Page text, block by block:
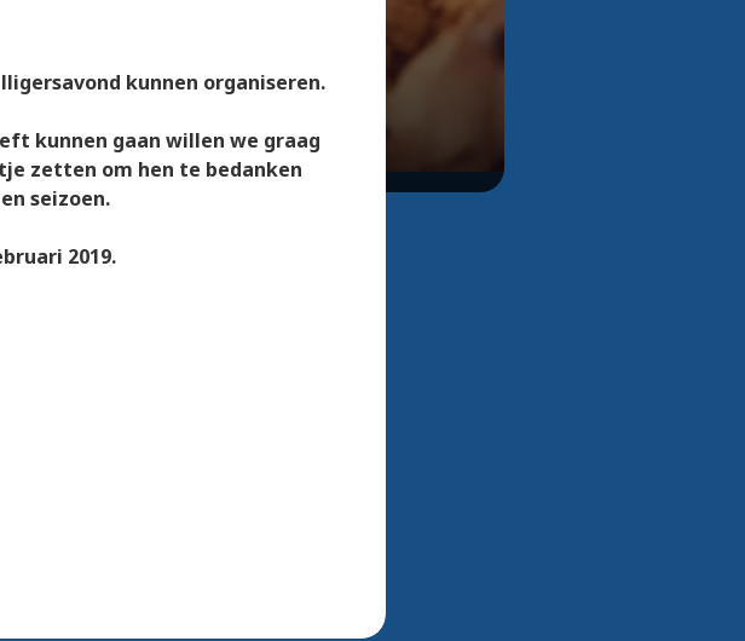
kunnen organiseren.
kunnen gaan willen we graag
zetten om hen te bedanken
seizoen.
2019.